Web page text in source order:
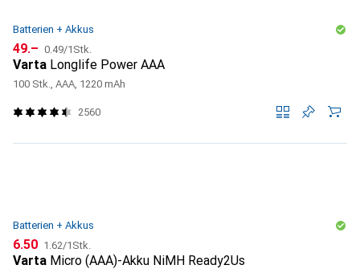
Batterien + Akkus
CHF
49.– CHF
0.49/1Stk.
Varta Longlife Power AAA
100 Stk., AAA, 1220 mAh
2560
Batterien + Akkus
CHF
6.50 CHF
1.62/1Stk.
Varta Micro (AAA)-Akku NiMH Ready2Us